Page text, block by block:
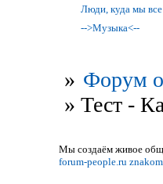
Люди, куда мы
-->Музыка<--
» Форум
» Тест -
Мы создаём живое
forum-people.ru